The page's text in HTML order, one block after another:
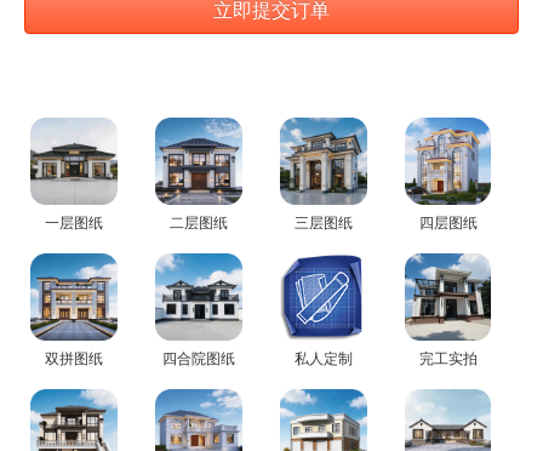
一层图纸 二层图纸 三层图纸 四层图纸
双拼图纸 四合院图纸 私人定制 完工实拍